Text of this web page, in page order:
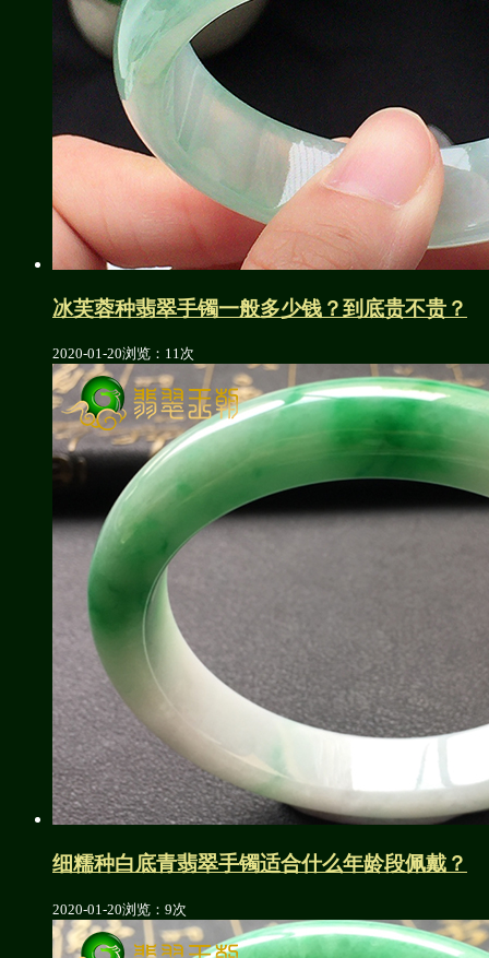
冰芙蓉种翡翠手镯一般多少钱？到底贵不贵？
2020-01-20浏览：11次
细糯种白底青翡翠手镯适合什么年龄段佩戴？
2020-01-20浏览：9次